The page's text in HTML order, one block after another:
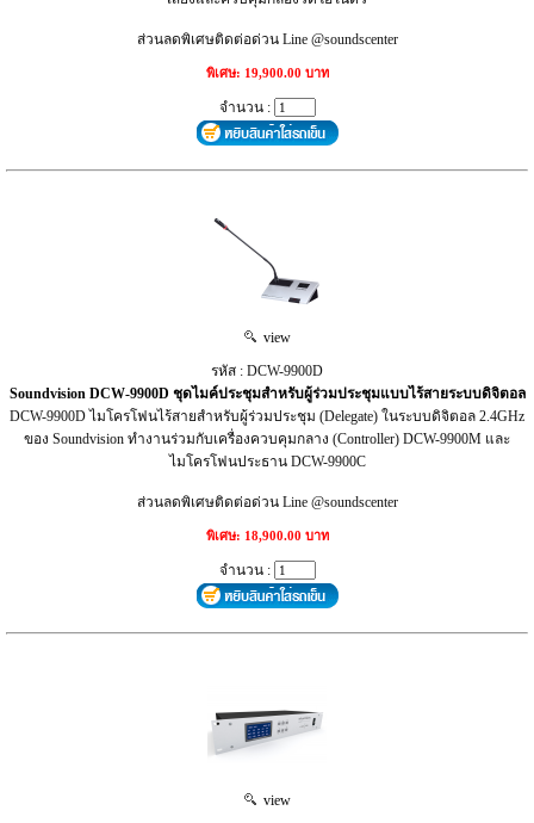
ส่วนลดพิเศษติดต่อด่วน Line @soundscenter
พิเศษ: 19,900.00 บาท
จำนวน :
view
รหัส : DCW-9900D
Soundvision DCW-9900D ชุดไมค์ประชุมสำหรับผู้ร่วมประชุมแบบไร้สายระบบดิจิตอล
DCW-9900D ไมโครโฟนไร้สายสำหรับผู้ร่วมประชุม (Delegate) ในระบบดิจิตอล 2.4GHz
ของ Soundvision ทำงานร่วมกับเครื่องควบคุมกลาง (Controller) DCW-9900M และ
ไมโครโฟนประธาน DCW-9900C
ส่วนลดพิเศษติดต่อด่วน Line @soundscenter
พิเศษ: 18,900.00 บาท
จำนวน :
view